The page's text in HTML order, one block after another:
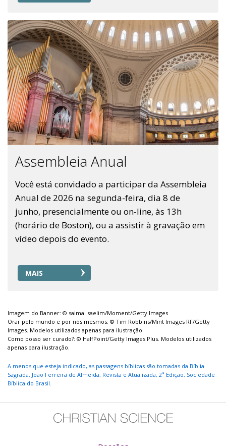
Assembleia Anual
Você está convidado a participar da Assembleia
Anual de 2026 na segunda-feira, dia 8 de
junho, presencialmente ou on-line, às 13h
(horário de Boston), ou a assistir à gravação em
vídeo depois do evento.
MAIS
Imagem do Banner: © saimai saelim/Moment/Getty Images
Orar pelo mundo e por nós mesmos: © Tim Robbins/Mint Images RF/Getty
Images. Modelos utilizados apenas para ilustração.
Como posso ser curado?: © HalfPoint/Getty Images Plus. Modelos utilizados
apenas para ilustração.
A menos que esteja indicado, as passagens bíblicas são tomadas da Bíblia
Sagrada, João Ferreira de Almeida, Revista e Atualizada, 2ª Edição, Sociedade
Bíblica do Brasil.